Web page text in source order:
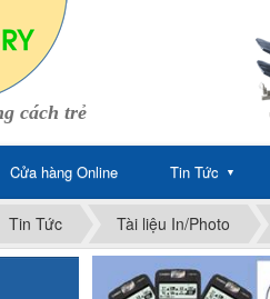
cách trẻ
Cửa hàng Online Tin Tức ▼
Tin Tức Tài liệu In/Photo